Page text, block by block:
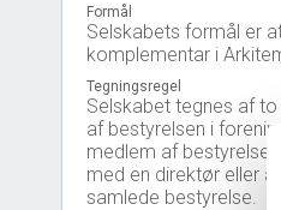
Formål
Selskabets formål er
komplementar i
Tegningsregel
Selskabet tegnes af
af bestyrelsen i
medlem af bestyrelsen
med en direktør eller
samlede bestyrelse.